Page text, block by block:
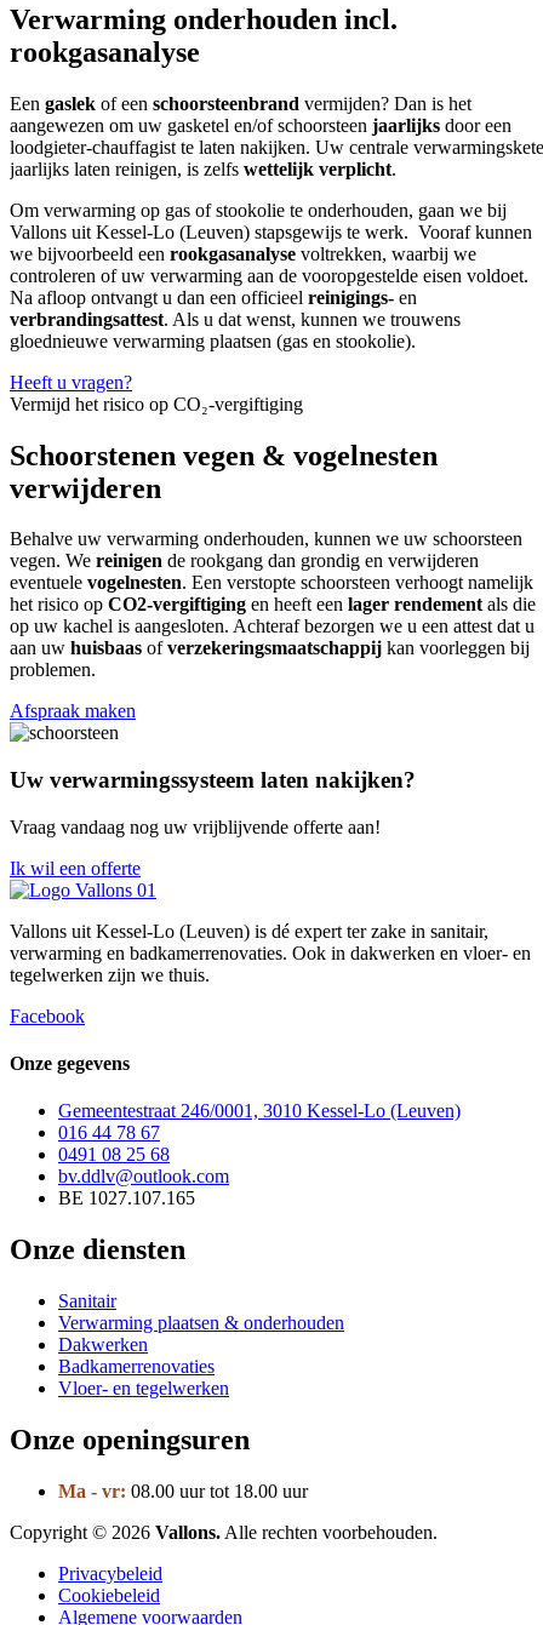
Verwarming onderhouden incl.
rookgasanalyse
Een gaslek of een schoorsteenbrand vermijden? Dan is het
aangewezen om uw gasketel en/of schoorsteen jaarlijks door een
loodgieter-chauffagist te laten nakijken. Uw centrale
jaarlijks laten reinigen, is zelfs wettelijk verplicht.
Om verwarming op gas of stookolie te onderhouden, gaan we bij
Vallons uit Kessel-Lo (Leuven) stapsgewijs te werk. Vooraf kunnen
we bijvoorbeeld een rookgasanalyse voltrekken, waarbij we
controleren of uw verwarming aan de vooropgestelde eisen voldoet.
Na afloop ontvangt u dan een officieel reinigings- en
verbrandingsattest. Als u dat wenst, kunnen we trouwens
gloednieuwe verwarming plaatsen (gas en stookolie).
Heeft u vragen?
Vermijd het risico op CO₂-vergiftiging
Schoorstenen vegen & vogelnesten
verwijderen
Behalve uw verwarming onderhouden, kunnen we uw schoorsteen
vegen. We reinigen de rookgang dan grondig en verwijderen
eventuele vogelnesten. Een verstopte schoorsteen verhoogt namelijk
het risico op CO2-vergiftiging en heeft een lager rendementals die
op uw kachel is aangesloten. Achteraf bezorgen we u een attest dat u
aan uw huisbaas ofverzekeringsmaatschappij kan voorleggen bij
problemen.
Afspraak maken
Uw verwarmingssysteem laten nakijken?
Vraag vandaag nog uw vrijblijvende offerte aan!
Ik wil een offerte
Vallons uit Kessel-Lo (Leuven) is dé expert ter zake in sanitair,
verwarming en badkamerrenovaties. Ook in dakwerken en vloer- en
tegelwerken zijn we thuis.
Facebook
Onze gegevens
Gemeentestraat 246/0001, 3010 Kessel-Lo (Leuven)
016 44 78 67
0491 08 25 68
bv.ddlv@outlook.com
BE 1027.107.165
Onze diensten
Sanitair
Verwarming plaatsen & onderhouden
Dakwerken
Badkamerrenovaties
Vloer- en tegelwerken
Onze openingsuren
Ma - vr: 08.00 uur tot 18.00 uur
Copyright © 2026 Vallons. Alle rechten voorbehouden.
Privacybeleid
Cookiebeleid
Algemene voorwaarden